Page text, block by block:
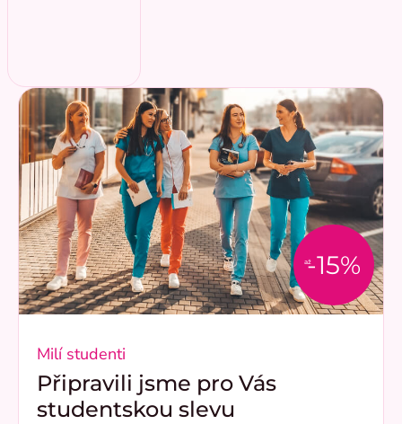
až-15%
Milí studenti
Připravili jsme pro Vás
studentskou slevu